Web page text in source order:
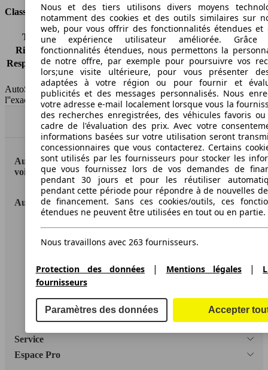
Classes d'assurance
Tous risques
-
Risques partiels
-
Responsabilité civile -
HSN/TSN
M10FATVP0005321/n.c.
AutoScout24 France SAS décline toute responsabilité concernant
l''exactitude des indications fournies.
Haut
AutoScout24: la plus grande plateforme en ligne de
voitures en Europe
AutoScout24
A propos d'AutoScout24
Informations légales
Accessibility Statement
Service
Espace Pro
Nous et des tiers utilisons divers moyens
notamment des cookies et des outils similaires sur
web, pour vous offrir des fonctionnalités étendues et
une expérience utilisateur améliorée.
fonctionnalités étendues, nous permettons la
de notre offre, par exemple pour poursuivre vos
lors;une visite ultérieure, pour vous présenter
adaptées à votre région ou pour fournir et
publicités et des messages personnalisés. Nous
votre adresse e-mail localement lorsque vous la
des recherches enregistrées, des véhicules favoris
cadre de l'évaluation des prix. Avec votre
informations basées sur votre utilisation seront
concessionnaires que vous contacterez. Certains
sont utilisés par les fournisseurs pour stocker les
que vous fournissez lors de vos demandes de
pendant 30 jours et pour les réutiliser
pendant cette période pour répondre à de nouvelles
de financement. Sans ces cookies/outils, ces
étendues ne peuvent être utilisées en tout ou en partie.
Nous travaillons avec 263 fournisseurs.
Protection des données | Mentions légales|
fournisseurs
Paramètres des données Accepter